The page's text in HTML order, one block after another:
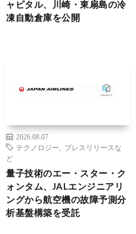
ャピタル、川崎・東扇島の冷
凍自動倉庫を公開
2026.08.07
テクノロジー
プレスリリースな
ど
量子技術のエー・スター・ク
ォンタム、JALエンジニアリ
ングから航空機の故障予測分
析基盤構築を受託